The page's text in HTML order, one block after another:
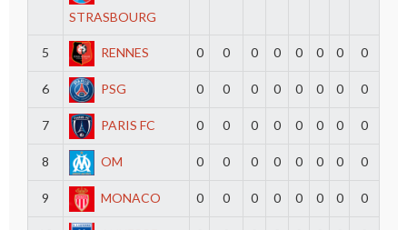
STRASBOURG
5 RENNES 0 0 0 0 0 0 0 0
6 PSG 0 0 0 0 0 0 0 0
7 PARIS FC 0 0 0 0 0 0 0 0
8 OM 0 0 0 0 0 0 0 0
9 MONACO 0 0 0 0 0 0 0 0